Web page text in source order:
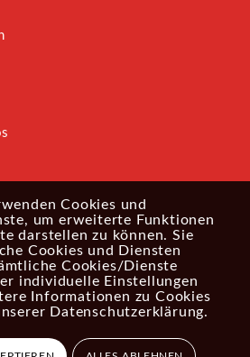
Cookies und
um erweiterte Funktionen
darstellen zu können. Sie
Cookies und Diensten
Cookies/Dienste
individuelle Einstellungen
Informationen zu Cookies
Datenschutzerklärung.